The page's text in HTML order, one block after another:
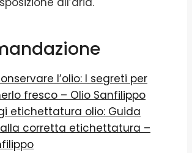
l’olio: I segreti per
fresco – Olio Sanfilippo
etichettatura olio: Guida
corretta etichettatura –